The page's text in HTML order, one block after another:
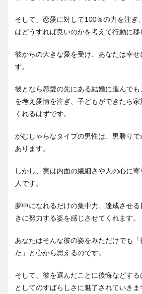
そして、恋愛に対して100％の力を注ぎ
はどうすれば良いのかを考えて行動に移
彼からの大きな愛を受け、あなたは幸せ
す。
彼となら恋愛の先にある結婚に進んで
を考え愛情を注ぎ、子どもができたら
くれるはずです。
がむしゃらなタイプの男性は、男勝り
あります。
しかし、実は内面の繊細さや人の心に
人です。
夢中になれるだけの集中力、達成させ
きに努力する姿を感じさせてくれます。
あなたはそんな彼の姿をみただけでも
た」と心から思えるのです。
そして、彼を選んだことに後悔などする
としてのすばらしさに魅了されていきま